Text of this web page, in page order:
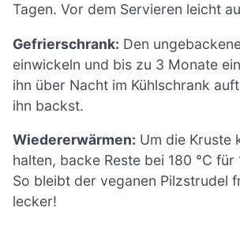
Tagen. Vor dem Servieren leicht
Gefrierschrank: Den
einwickeln und bis zu 3 Monate
ihn über Nacht im Kühlschrank
ihn backst.
Wiedererwärmen: Um die Kruste
halten, backe Reste bei 180 °C
So bleibt der veganen Pilzstrudel
lecker!